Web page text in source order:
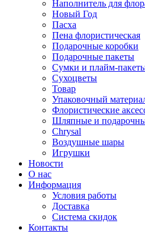
Наполнитель для
Новый Год
Пасха
Пена флористическая
Подарочные коробки
Подарочные пакеты
Сумки и плайм-
Сухоцветы
Товар
Упаковочный
Флористические
Шляпные и
Chrysal
Воздушные шары
Игрушки
Новости
О нас
Информация
Условия работы
Доставка
Система скидок
Контакты